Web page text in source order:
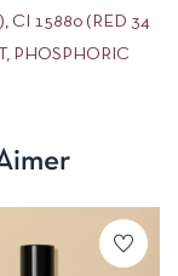
CI 15880 (RED 34
PHOSPHORIC